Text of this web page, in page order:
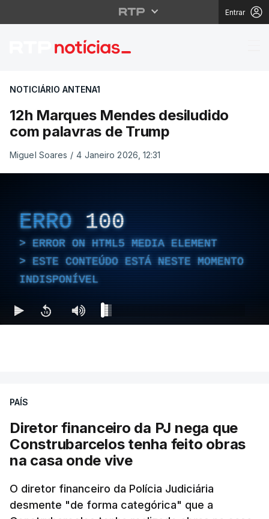
Entrar
12h Marques
NOTICIÁRIO ANTENA1
12h Marques Mendes desiludido
com palavras de Trump
Miguel Soares / 4 Janeiro 2026, 12:31
ERRO 100
ERROR ON HTML5 MEDIA ELEMENT
ESTE CONTEÚDO ESTÁ NESTE MOMENTO
INDISPONÍVEL
PAÍS
Diretor financeiro da PJ nega que
Construbarcelos tenha feito obras
na casa onde vive
O diretor financeiro da Polícia Judiciária
desmente "de forma categórica" que a